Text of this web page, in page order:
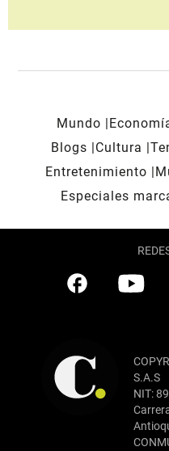
Mundo
Blogs
Cultura
Entretenimiento
Especiales
S.A.S
NIT: